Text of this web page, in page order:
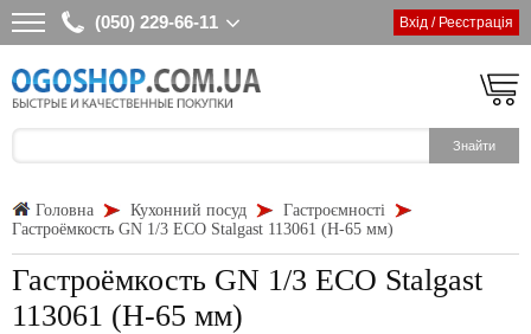
(050) 229-66-11 Вхід / Реєстрація
Головна Кухонний посуд
Гастроємності
Гастроёмкость GN 1/3 ECO Stalgast 113061 (Н-65 мм)
Гастроёмкость GN 1/3 ECO Stalgast
113061 (Н-65 мм)